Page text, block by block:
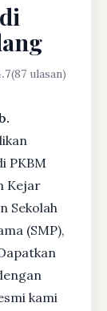
(87 ulasan)
PKBM
Kejar
Sekolah
(SMP),
kami